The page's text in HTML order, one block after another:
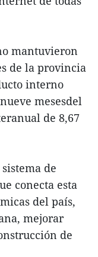
mantuvieron
de la provincia
interno
mesesdel
de 8,67
de
conecta esta
del país,
mejorar
de